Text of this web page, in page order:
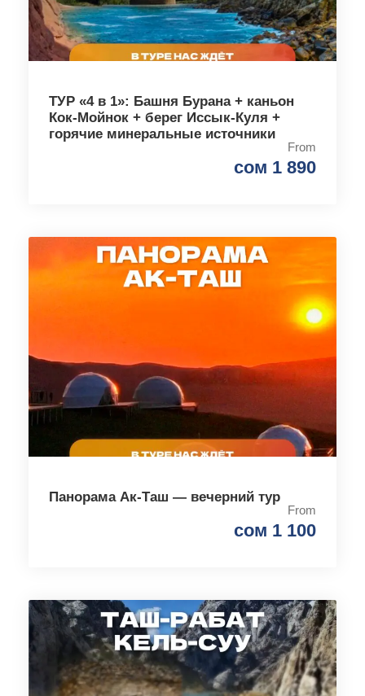
ТУР «4 в 1»: Башня Бурана + каньон
Кок-Мойнок + берег Иссык-Куля +
горячие минеральные источники
From
сом 1 890
Панорама Ак-Таш — вечерний тур
From
сом 1 100